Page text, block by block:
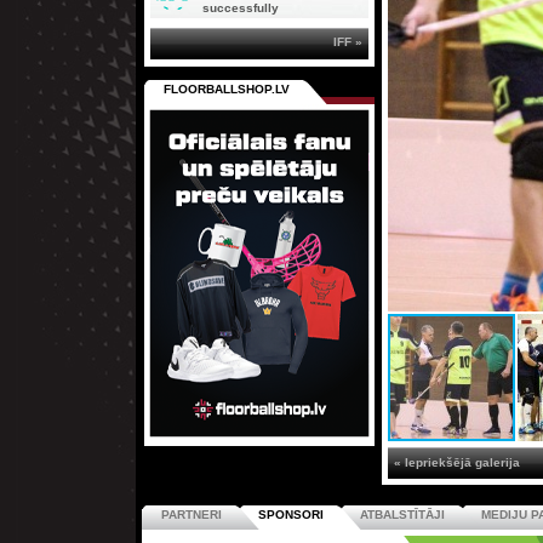
« Iepriekšējā galerija
successfully
IFF »
FLOORBALLSHOP.LV
PARTNERI SPONSORI ATBALSTĪTĀJI MEDIJU